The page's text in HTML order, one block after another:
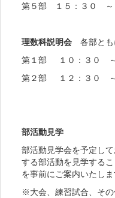
第５部 １５：３０ ～
理数科説明会 各部とも
第１部 １０：３０
第２部 １２：３０
部活動見学
部活動見学会を予定し
する部活動を見学する
を事前にご案内いたし
※大会、練習試合、そ